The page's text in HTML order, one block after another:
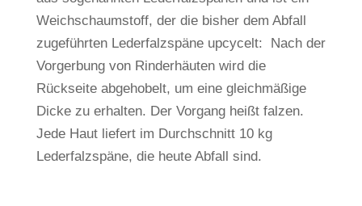
Weichschaumstoff, der die bisher dem Abfall
zugeführten Lederfalzspäne upcycelt: Nach der
Vorgerbung von Rinderhäuten wird die
Rückseite abgehobelt, um eine gleichmäßige
Dicke zu erhalten. Der Vorgang heißt falzen.
Jede Haut liefert im Durchschnitt 10 kg
Lederfalzspäne, die heute Abfall sind.